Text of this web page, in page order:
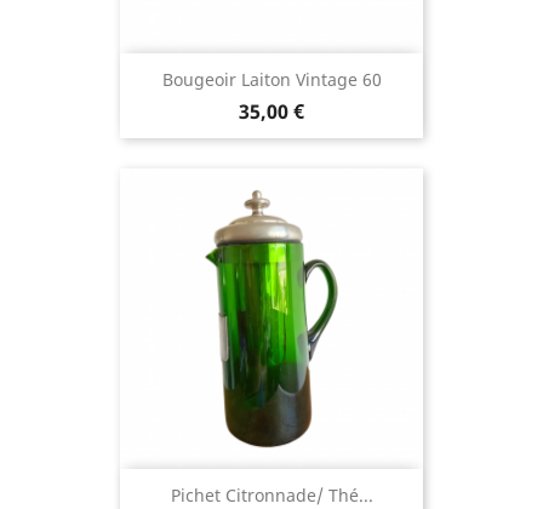
Bougeoir Laiton Vintage 60
35,00 €
Pichet Citronnade/ Thé...